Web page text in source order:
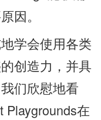
因。
学会使用各类
创造力，并具
们欣慰地看
Playgrounds在